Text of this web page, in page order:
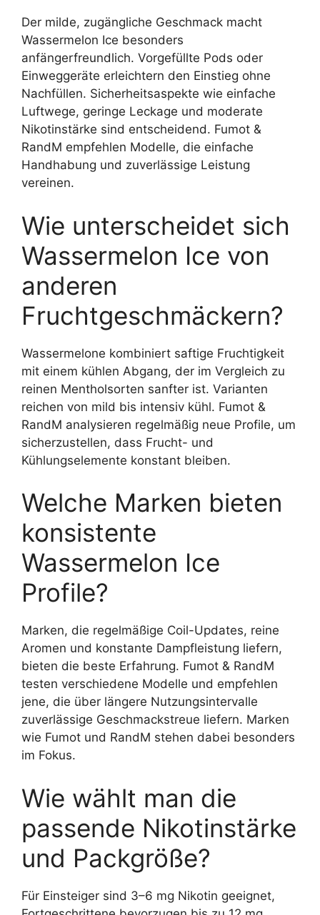
Der milde, zugängliche Geschmack macht
Wassermelon Ice besonders
anfängerfreundlich. Vorgefüllte Pods oder
Einweggeräte erleichtern den Einstieg ohne
Nachfüllen. Sicherheitsaspekte wie einfache
Luftwege, geringe Leckage und moderate
Nikotinstärke sind entscheidend. Fumot &
RandM empfehlen Modelle, die einfache
Handhabung und zuverlässige Leistung
vereinen.
Wie unterscheidet sich
Wassermelon Ice von
anderen
Fruchtgeschmäckern?
Wassermelone kombiniert saftige Fruchtigkeit
mit einem kühlen Abgang, der im Vergleich zu
reinen Mentholsorten sanfter ist. Varianten
reichen von mild bis intensiv kühl. Fumot &
RandM analysieren regelmäßig neue Profile, um
sicherzustellen, dass Frucht- und
Kühlungselemente konstant bleiben.
Welche Marken bieten
konsistente
Wassermelon Ice
Profile?
Marken, die regelmäßige Coil-Updates, reine
Aromen und konstante Dampfleistung liefern,
bieten die beste Erfahrung. Fumot & RandM
testen verschiedene Modelle und empfehlen
jene, die über längere Nutzungsintervalle
zuverlässige Geschmackstreue liefern. Marken
wie Fumot und RandM stehen dabei besonders
im Fokus.
Wie wählt man die
passende Nikotinstärke
und Packgröße?
Für Einsteiger sind 3–6 mg Nikotin geeignet,